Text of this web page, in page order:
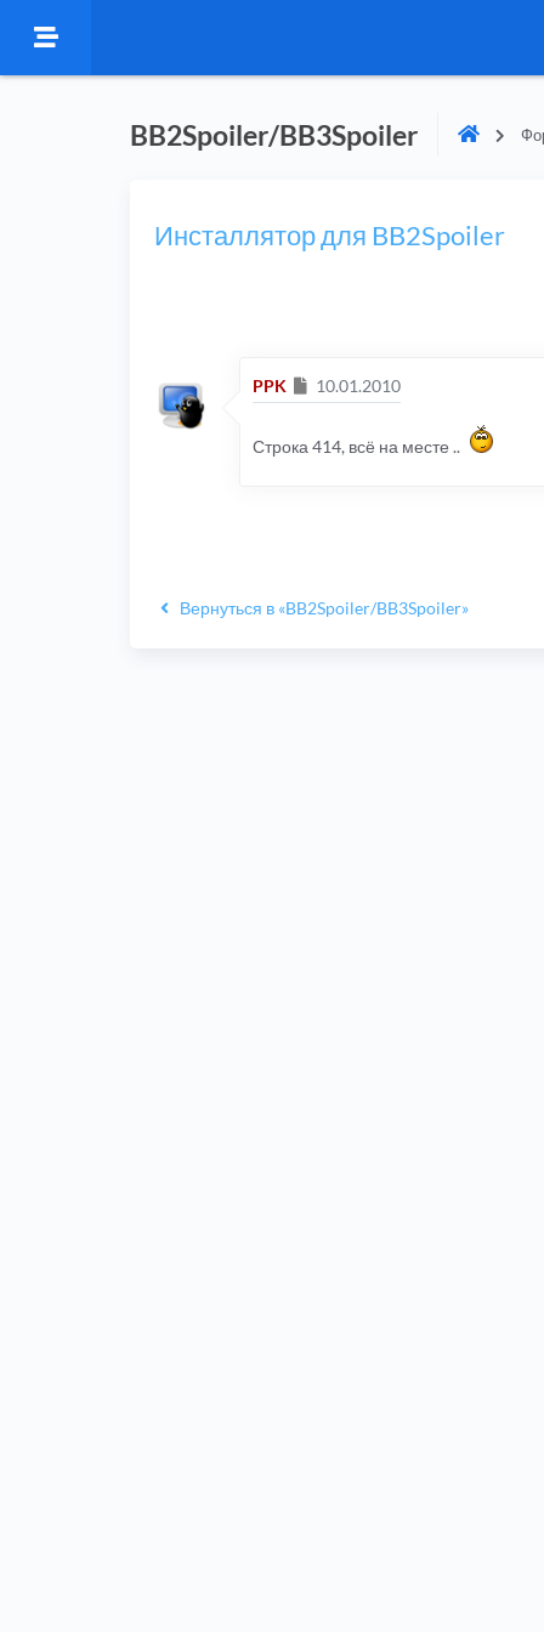
BB2Spoiler/BB3Spoiler
Инсталлятор для BB2Spoiler
PPK Сообщение
10.01.2010
Строка 414, всё на месте ..
Вернуться в «BB2Spoiler/BB3Spoiler»